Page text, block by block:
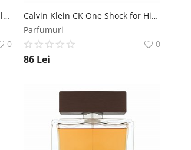
Wella Professionals Blondor Multi Blonde pudra pentru deschiderea culorii parului 800 g Wella Professionals
0
Calvin Klein CK One Shock for Him eau de Toilette pentru barbati 100 ml Calvin Klein
Parfumuri
0
86 Lei